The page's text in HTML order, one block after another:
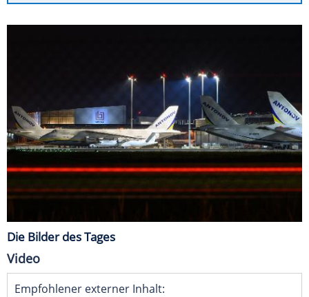
Die Bilder des Tages
Video
Empfohlener externer Inhalt: